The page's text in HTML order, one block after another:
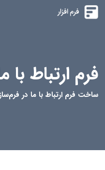
فرم ارتباط با
ساخت فرم ارتباط با ما در